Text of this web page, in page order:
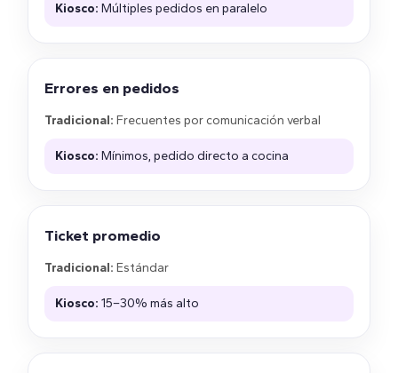
Kiosco: Múltiples pedidos en paralelo
Errores en pedidos
Tradicional: Frecuentes por comunicación verbal
Kiosco: Mínimos, pedido directo a cocina
Ticket promedio
Tradicional: Estándar
Kiosco: 15–30% más alto